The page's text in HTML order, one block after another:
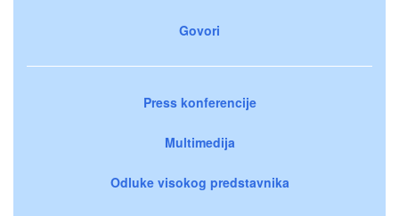
Govori
Press konferencije
Multimedija
Odluke visokog predstavnika